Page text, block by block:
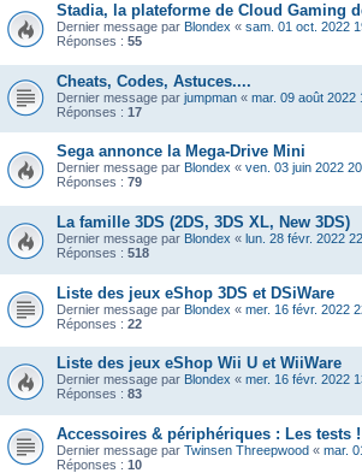
Stadia, la plateforme de Cloud Gaming
Dernier message par Blondex « sam. 01 oct. 2022
Réponses : 55
Cheats, Codes, Astuces....
Dernier message par jumpman « mar. 09 août 2022
Réponses : 17
Sega annonce la Mega-Drive Mini
Dernier message par Blondex « ven. 03 juin 2022
Réponses : 79
La famille 3DS (2DS, 3DS XL, New 3DS)
Dernier message par Blondex « lun. 28 févr. 2022
Réponses : 518
Liste des jeux eShop 3DS et DSiWare
Dernier message par Blondex « mer. 16 févr. 2022
Réponses : 22
Liste des jeux eShop Wii U et WiiWare
Dernier message par Blondex « mer. 16 févr. 2022
Réponses : 83
Accessoires & périphériques : Les tests !
Dernier message par Twinsen Threepwood « mar.
Réponses : 10